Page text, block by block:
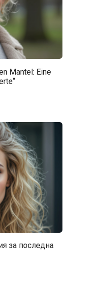
Mantel: Eine
за последна